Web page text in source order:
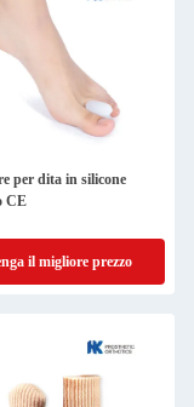
per dita in silicone
CE
il migliore prezzo